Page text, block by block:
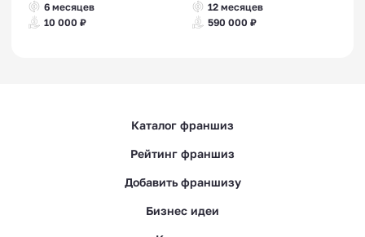
6 месяцев
10 000 ₽
12 месяцев
590 000 ₽
Каталог франшиз
Рейтинг франшиз
Добавить франшизу
Бизнес идеи